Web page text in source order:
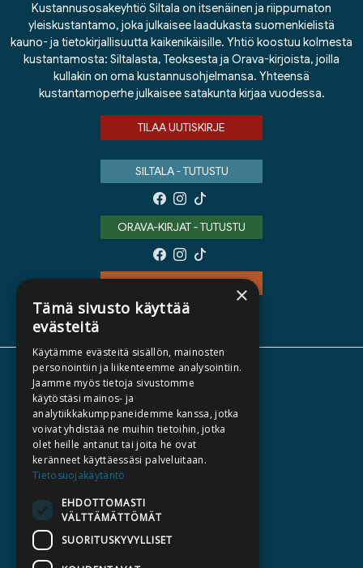
Kustannusosakeyhtiö Siltala on itsenäinen ja riippumaton
yleiskustantamo, joka julkaisee laadukasta suomenkielistä
kauno- ja tietokirjallisuutta kaikenikäisille. Yhtiö koostuu kolmesta
kustantamosta: Siltalasta, Teoksesta ja Orava-kirjoista, joilla
kullakin on oma kustannusohjelmansa. Yhteensä
kustantamoperhe julkaisee satakunta kirjaa vuodessa.
TILAA UUTISKIRJE
SILTALA - TUTUSTU
ORAVA-KIRJAT - TUTUSTU
TEOS - TUTUSTU
TIETOA MEISTÄ
KATALOGIT
AJANKOHTAISTA
KIRJA TILAUSTYÖNÄ
MEDIALLE
×
Tämä sivusto käyttää
evästeitä
Käytämme evästeitä sisällön, mainosten
personointiin ja liikenteemme analysointiin.
Jaamme myös tietoja sivustomme
käytöstäsi mainos- ja
analytiikkakumppaneidemme kanssa, jotka
voivat yhdistää ne muihin tietoihin, jotka
olet heille antanut tai joita he ovat
keränneet käyttäessäsi palveluitaan.
Tietosuojakäytäntö
EHDOTTOMASTI
VÄLTTÄMÄTTÖMÄT
SUORITUSKYVYLLISET